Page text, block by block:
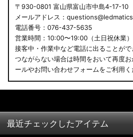
〒930-0801 富山県富山市中島4-17-10
メールアドレス：
電話番号：076-437-5635
営業時間：10:00〜19:00（土日祝休業）
接客中・作業中など電話に出ることがで
つながらない場合は時間をおいて再度
ールやお問い合わせフォームをご利用く
最近チェックしたアイテム